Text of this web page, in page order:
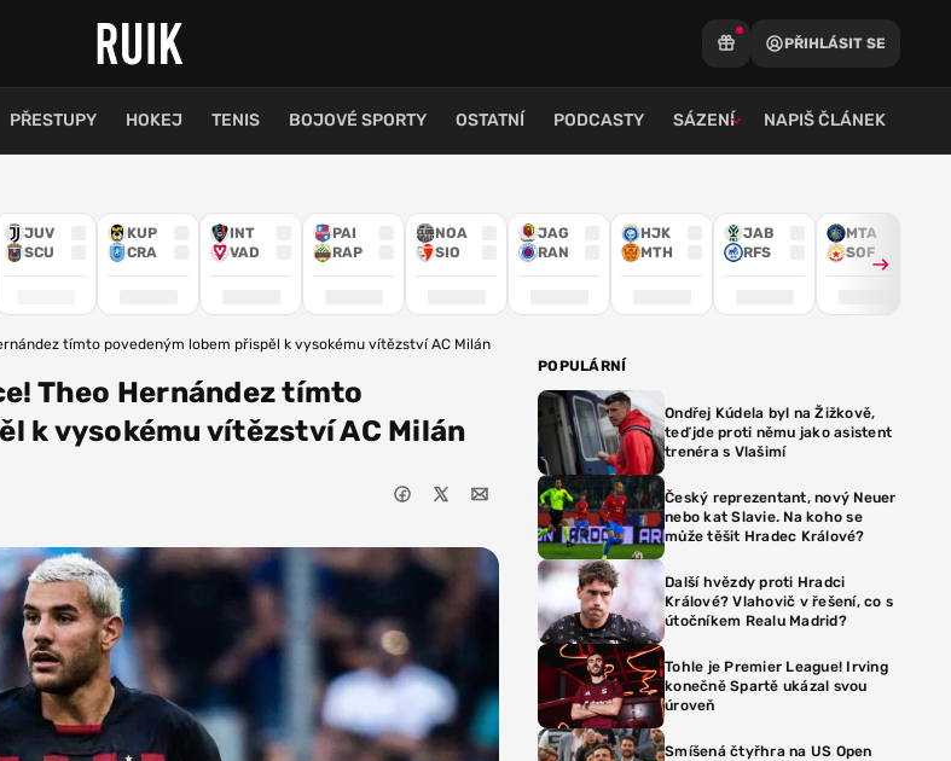
PŘIHLÁSIT SE
PŘESTUPY HOKEJ TENIS BOJOVÉ SPORTY OSTATNÍ PODCASTY SÁZENÍ NAPIŠ ČLÁNEK
JUV
SCU
KUP
CRA
INT
VAD
PAI
RAP
NOA
SIO
JAG
RAN
HJK
MTH
JAB
RFS
MTA
SOF
tímto povedeným lobem přispěl k vysokému vítězství AC Milán
Theo Hernández tímto
k vysokému vítězství AC Milán
POPULÁRNÍ
Ondřej Kúdela byl na Žižkově,
teď jde proti němu jako asistent
trenéra s Vlašimí
Český reprezentant, nový Neuer
nebo kat Slavie. Na koho se
může těšit Hradec Králové?
Další hvězdy proti Hradci
Králové? Vlahovič v řešení, co s
útočníkem Realu Madrid?
Tohle je Premier League! Irving
konečně Spartě ukázal svou
úroveň
Smíšená čtyřhra na US Open